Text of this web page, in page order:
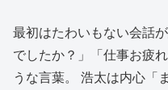
最初はたわいもない会話
でしたか？」「仕事お疲
うな言葉。 浩太は内心